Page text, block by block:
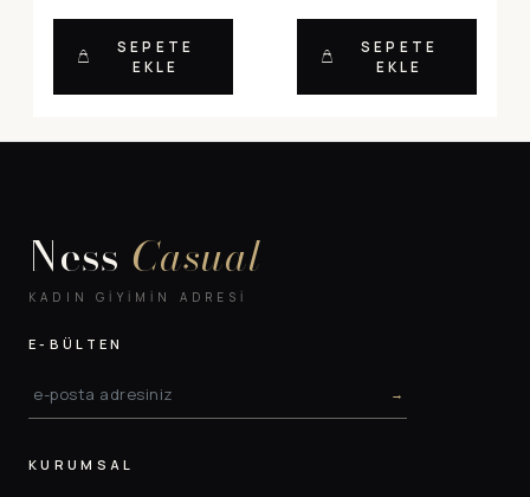
SEPETE
EKLE
SEPETE
EKLE
Ness Casual
KADIN GIYIMIN ADRESI
E-BÜLTEN
→
KURUMSAL